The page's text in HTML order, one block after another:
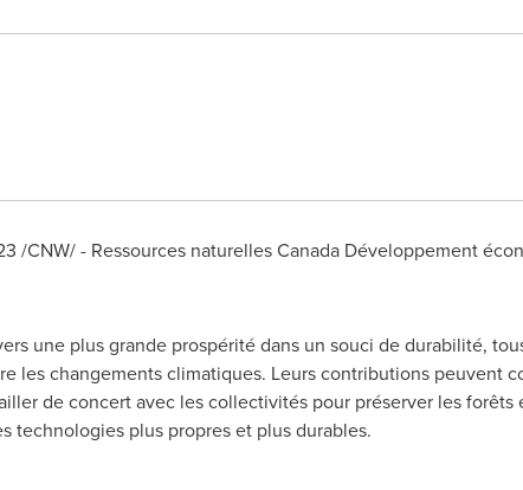
/CNW/ - Ressources naturelles Canada Développement
une plus grande prospérité dans un souci de durabilité,
les changements climatiques. Leurs contributions peuvent
de concert avec les collectivités pour préserver les forêts
technologies plus propres et plus durables.